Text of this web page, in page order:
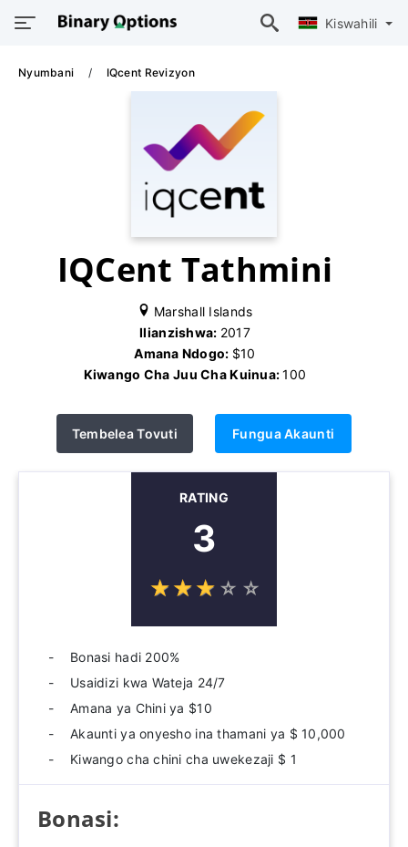
Kiswahili
Nyumbani IQcent Revizyon
IQCent Tathmini
Marshall Islands
Ilianzishwa: 2017
Amana Ndogo: $10
Kiwango Cha Juu Cha Kuinua:100
Tembelea Tovuti Fungua Akaunti
RATING
3
☆☆☆ ☆ ☆
★★★ ★ ★
Bonasi hadi 200%
Usaidizi kwa Wateja 24/7
Amana ya Chini ya $10
Akaunti ya onyesho ina thamani ya $ 10,000
Kiwango cha chini cha uwekezaji $ 1
Bonasi: